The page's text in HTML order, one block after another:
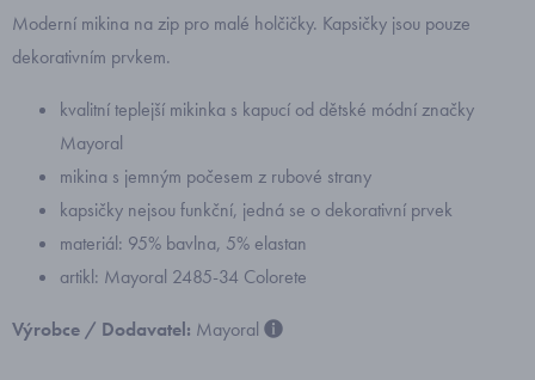
Moderní mikina na zip pro malé holčičky. Kapsičky jsou pouze
dekorativním prvkem.
kvalitní teplejší mikinka s kapucí od dětské módní značky
Mayoral
mikina s jemným počesem z rubové strany
kapsičky nejsou funkční, jedná se o dekorativní prvek
materiál: 95% bavlna, 5% elastan
artikl: Mayoral 2485-34 Colorete
Výrobce / Dodavatel: Mayoral